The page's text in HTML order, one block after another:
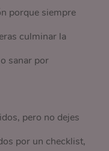
porque siempre
culminar la
sanar por
pero no dejes
por un checklist,